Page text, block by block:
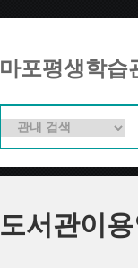
마포평생학습
도서관이용